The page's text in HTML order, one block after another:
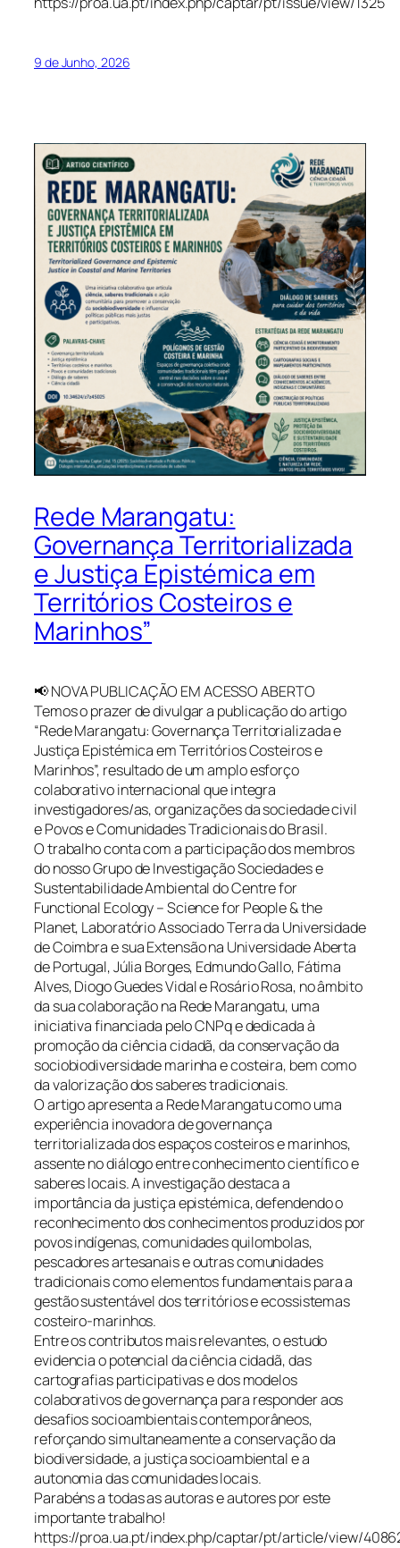
9 de Junho, 2026
Rede Marangatu:
Governança Territorializada
e Justiça Epistémica em
Territórios Costeiros e
Marinhos”
📢 NOVA PUBLICAÇÃO EM ACESSO ABERTO
Temos o prazer de divulgar a publicação do artigo
“Rede Marangatu: Governança Territorializada e
Justiça Epistémica em Territórios Costeiros e
Marinhos”, resultado de um amplo esforço
colaborativo internacional que integra
investigadores/as, organizações da sociedade civil
e Povos e Comunidades Tradicionais do Brasil.
O trabalho conta com a participação dos membros
do nosso Grupo de Investigação Sociedades e
Sustentabilidade Ambiental do Centre for
Functional Ecology – Science for People & the
Planet, Laboratório Associado Terra da Universidade
de Coimbra e sua Extensão na Universidade Aberta
de Portugal, Júlia Borges, Edmundo Gallo, Fátima
Alves, Diogo Guedes Vidal e Rosário Rosa, no âmbito
da sua colaboração na Rede Marangatu, uma
iniciativa financiada pelo CNPq e dedicada à
promoção da ciência cidadã, da conservação da
sociobiodiversidade marinha e costeira, bem como
da valorização dos saberes tradicionais.
O artigo apresenta a Rede Marangatu como uma
experiência inovadora de governança
territorializada dos espaços costeiros e marinhos,
assente no diálogo entre conhecimento científico e
saberes locais. A investigação destaca a
importância da justiça epistémica, defendendo o
reconhecimento dos conhecimentos produzidos por
povos indígenas, comunidades quilombolas,
pescadores artesanais e outras comunidades
tradicionais como elementos fundamentais para a
gestão sustentável dos territórios e ecossistemas
costeiro-marinhos.
Entre os contributos mais relevantes, o estudo
evidencia o potencial da ciência cidadã, das
cartografias participativas e dos modelos
colaborativos de governança para responder aos
desafios socioambientais contemporâneos,
reforçando simultaneamente a conservação da
biodiversidade, a justiça socioambiental e a
autonomia das comunidades locais.
Parabéns a todas as autoras e autores por este
importante trabalho!
https://proa.ua.pt/index.php/captar/pt/article/view/